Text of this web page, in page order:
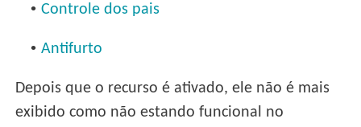
• Controle dos pais
• Antifurto
Depois que o recurso é ativado, ele não é mais
exibido como não estando funcional no